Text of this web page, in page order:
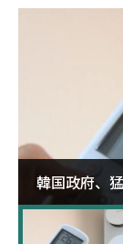
韓国政府、
に需給対応